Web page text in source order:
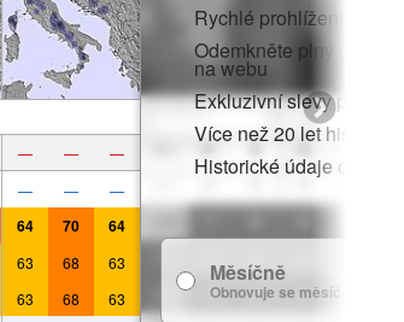
— — —
— — —
64 70 64
63 68 63
63 68 63
Rychlé prohlížení bez
Odemkněte plný
na webu
Exkluzivní slevy pro
Více než 20 let historie
Historické údaje o
Měsíčně
Obnovuje se měsíčně